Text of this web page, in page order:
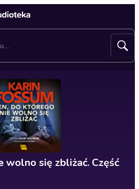
wolno się zbliżać. Część